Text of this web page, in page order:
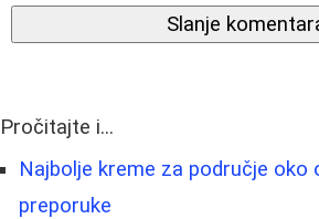
Slanje
Pročitajte i...
Najbolje kreme za područje oko
preporuke